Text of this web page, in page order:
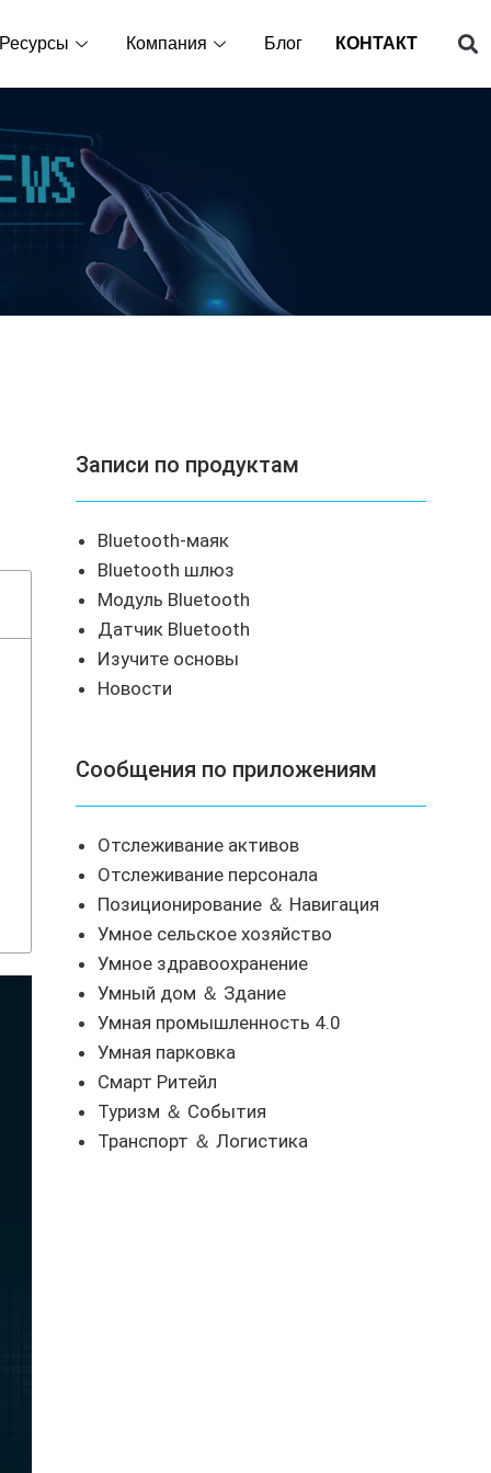
Ресурсы Компания Блог КОНТАКТ
Записи по продуктам
Bluetooth-маяк
Bluetooth шлюз
Модуль Bluetooth
Датчик Bluetooth
Изучите основы
Новости
Сообщения по приложениям
Отслеживание активов
Отслеживание персонала
Позиционирование ＆ Навигация
Умное сельское хозяйство
Умное здравоохранение
Умный дом ＆ Здание
Умная промышленность 4.0
Умная парковка
Смарт Ритейл
Туризм ＆ События
Транспорт ＆ Логистика